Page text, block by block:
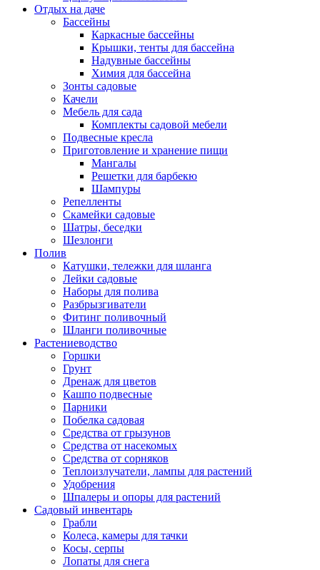
Отдых на даче
Бассейны
Каркасные бассейны
Крышки, тенты для бассейна
Надувные бассейны
Химия для бассейна
Зонты садовые
Качели
Мебель для сада
Комплекты садовой мебели
Подвесные кресла
Приготовление и хранение пищи
Мангалы
Решетки для барбекю
Шампуры
Репелленты
Скамейки садовые
Шатры, беседки
Шезлонги
Полив
Катушки, тележки для шланга
Лейки садовые
Наборы для полива
Разбрызгиватели
Фитинг поливочный
Шланги поливочные
Растениеводство
Горшки
Грунт
Дренаж для цветов
Кашпо подвесные
Парники
Побелка садовая
Средства от грызунов
Средства от насекомых
Средства от сорняков
Теплоизлучатели, лампы для растений
Удобрения
Шпалеры и опоры для растений
Садовый инвентарь
Грабли
Колеса, камеры для тачки
Косы, серпы
Лопаты для снега